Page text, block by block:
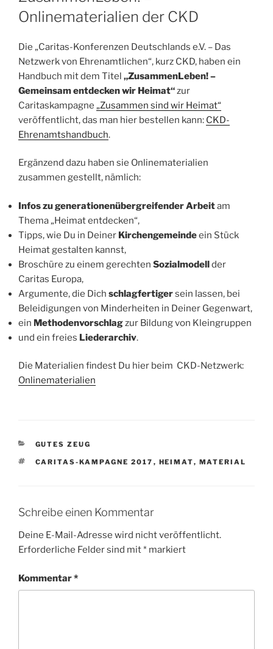
Onlinematerialien der CKD
Die „Caritas-Konferenzen Deutschlands e.V. – Das
Netzwerk von Ehrenamtlichen“, kurz CKD, haben ein
Handbuch mit dem Titel „ZusammenLeben! –
Gemeinsam entdecken wir Heimat“zur
Caritaskampagne „Zusammen sind wir Heimat“
veröffentlicht, das man hier bestellen kann: CKD-
Ehrenamtshandbuch.
Ergänzend dazu haben sie Onlinematerialien
zusammen gestellt, nämlich:
Infos zu generationenübergreifender Arbeitam
Thema „Heimat entdecken“,
Tipps, wie Du in Deiner Kirchengemeindeein Stück
Heimat gestalten kannst,
Broschüre zu einem gerechten Sozialmodellder
Caritas Europa,
Argumente, die Dich schlagfertigersein lassen, bei
Beleidigungen von Minderheiten in Deiner Gegenwart,
ein Methodenvorschlagzur Bildung von Kleingruppen
und ein freies Liederarchiv.
Die Materialien findest Du hier beim CKD-Netzwerk:
Onlinematerialien
KATEGORIEN
GUTES ZEUG
SCHLAGWÖRTER
CARITAS-KAMPAGNE 2017 , HEIMAT, MATERIAL
Schreibe einen Kommentar
Deine E-Mail-Adresse wird nicht veröffentlicht.
Erforderliche Felder sind mit* markiert
Kommentar*